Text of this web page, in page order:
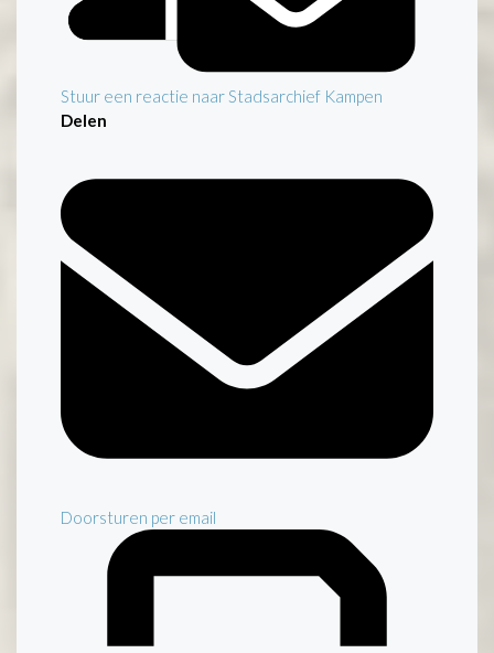
Stuur een reactie naar Stadsarchief Kampen
Delen
Doorsturen per email